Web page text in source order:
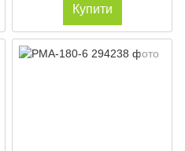
Купити